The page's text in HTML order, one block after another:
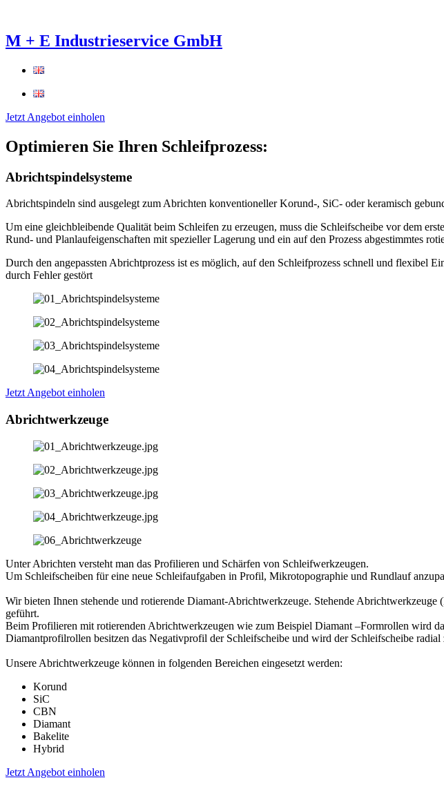
M + E Industrieservice GmbH
Jetzt Angebot einholen
Optimieren Sie Ihren Schleifprozess:
Abrichtspindelsysteme
Abrichtspindeln sind ausgelegt zum Abrichten konventioneller Korund-, SiC- oder keramisch
Um eine gleichbleibende Qualität beim Schleifen zu erzeugen, muss die Schleifscheibe vor dem
Rund- und Planlaufeigenschaften mit spezieller Lagerung und ein auf den Prozess abgestimmtes
Durch den angepassten Abrichtprozess ist es möglich, auf den Schleifprozess schnell und flexibel
durch Fehler gestört
Jetzt Angebot einholen
Abrichtwerkzeuge
Unter Abrichten versteht man das Profilieren und Schärfen von Schleifwerkzeugen.
Um Schleifscheiben für eine neue Schleifaufgaben in Profil, Mikrotopographie und Rundlauf
Wir bieten Ihnen stehende und rotierende Diamant-Abrichtwerkzeuge. Stehende
geführt.
Beim Profilieren mit rotierenden Abrichtwerkzeugen wie zum Beispiel Diamant –Formrollen wird
Diamantprofilrollen besitzen das Negativprofil der Schleifscheibe und wird der Schleifscheibe radial
Unsere Abrichtwerkzeuge können in folgenden Bereichen eingesetzt werden:
Korund
SiC
CBN
Diamant
Bakelite
Hybrid
Jetzt Angebot einholen